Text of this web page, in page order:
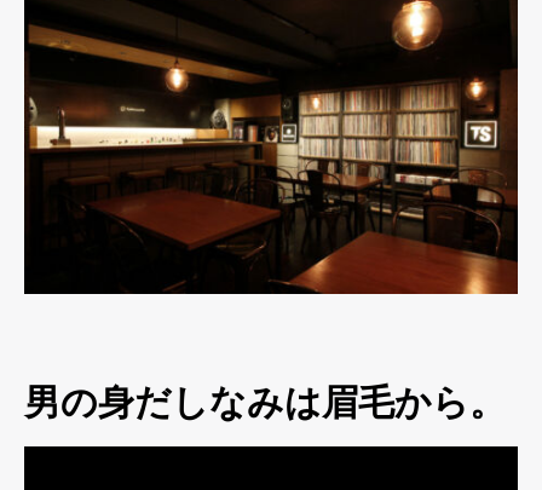
男の身だしなみは眉毛から。